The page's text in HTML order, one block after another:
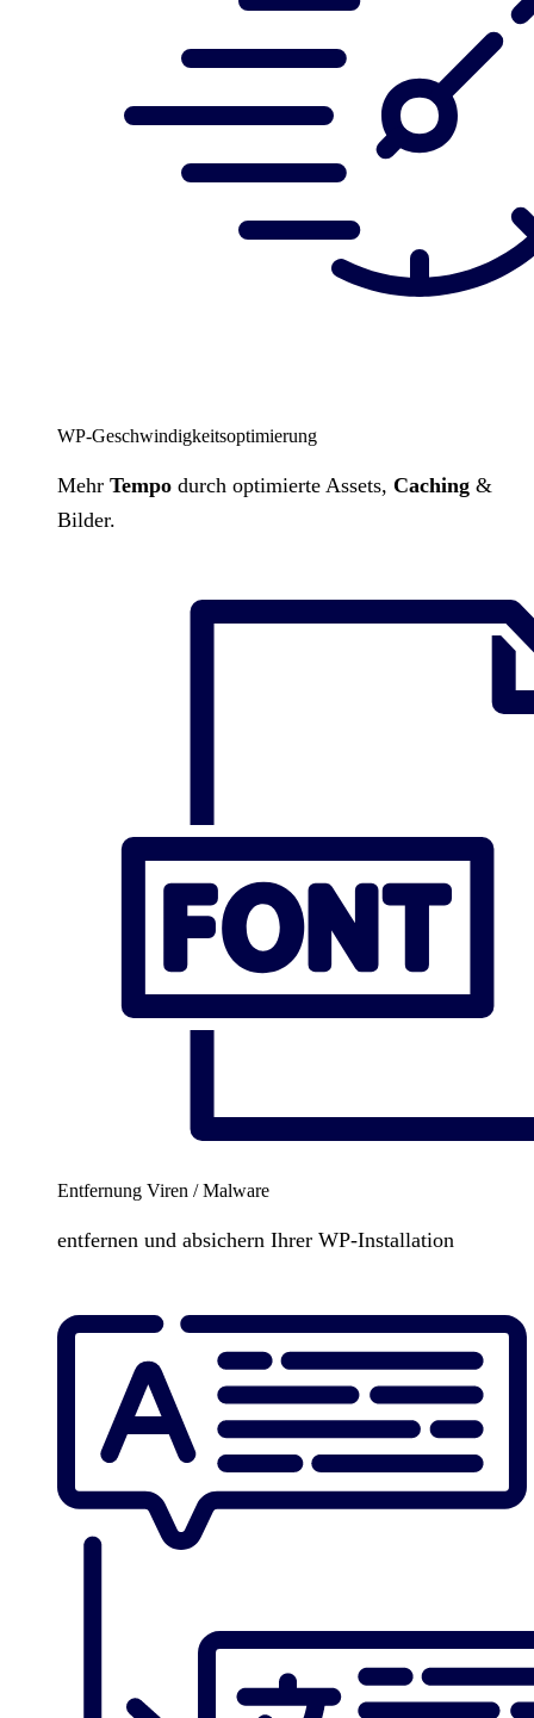
WP-Geschwindigkeitsoptimierung
Mehr Tempo durch optimierte Assets, Caching &
Bilder.
Entfernung Viren / Malware
entfernen und absichern Ihrer WP-Installation